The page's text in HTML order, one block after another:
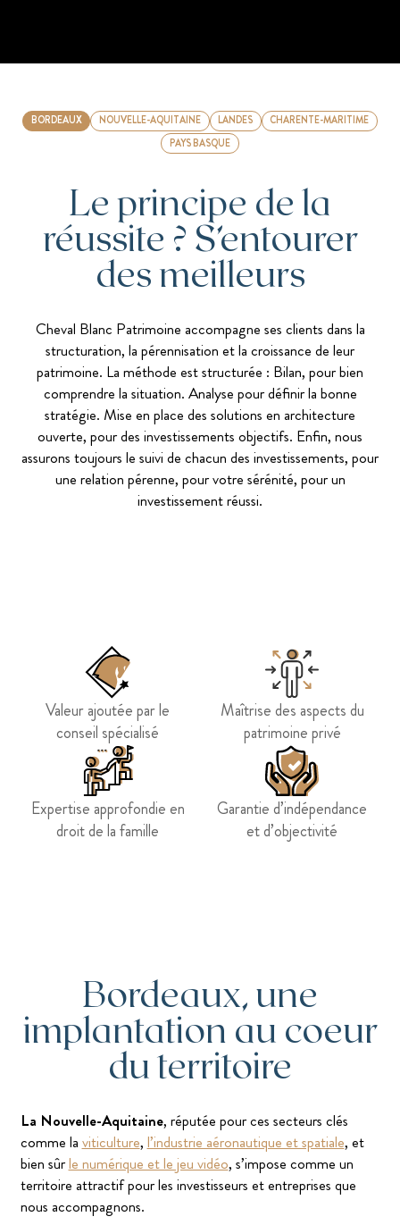
NOUVELLE-AQUITAINE LANDES
CHARENTE-MARITIME
PAYS BASQUE
BORDEAUX
Le principe de la
réussite ? S’entourer
des meilleurs
Cheval Blanc Patrimoine accompagne ses clients dans la
structuration, la pérennisation et la croissance de leur
patrimoine. La méthode est structurée : Bilan, pour bien
comprendre la situation. Analyse pour définir la bonne
stratégie. Mise en place des solutions en architecture
ouverte, pour des investissements objectifs. Enfin, nous
assurons toujours le suivi de chacun des investissements, pour
une relation pérenne, pour votre sérénité, pour un
investissement réussi.
Valeur ajoutée par le
conseil spécialisé
Maîtrise des aspects du
patrimoine privé
Expertise approfondie en
droit de la famille
Garantie d’indépendance
et d’objectivité
Bordeaux, une
implantation au coeur
du territoire
La Nouvelle-Aquitaine, réputée pour ces secteurs clés
comme laviticulture,l’industrie aéronautique et spatiale, et
bien sûrle numérique et le jeu vidéo, s’impose comme un
territoire attractif pour les investisseurs et entreprises que
nous accompagnons.